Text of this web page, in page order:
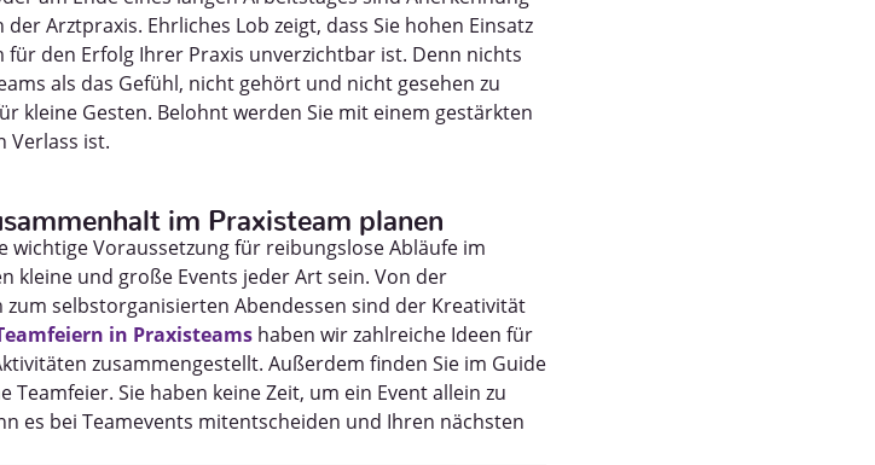
Arztpraxis. Ehrliches Lob zeigt, dass Sie hohen Einsatz
den Erfolg Ihrer Praxis unverzichtbar ist. Denn nichts
als das Gefühl, nicht gehört und nicht gesehen zu
kleine Gesten. Belohnt werden Sie mit einem gestärkten
Verlass ist.
im Praxisteam planen
Voraussetzung für reibungslose Abläufe im
kleine und große Events jeder Art sein. Von der
selbstorganisierten Abendessen sind der Kreativität
in Praxisteams haben wir zahlreiche Ideen für
zusammengestellt. Außerdem finden Sie im Guide
Sie haben keine Zeit, um ein Event allein zu
es bei Teamevents mitentscheiden und Ihren nächsten